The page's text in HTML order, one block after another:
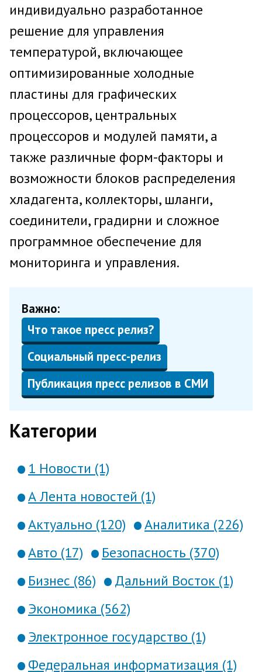
индивидуально разработанное
решение для управления
температурой, включающее
оптимизированные холодные
пластины для графических
процессоров, центральных
процессоров и модулей памяти, а
также различные форм-факторы и
возможности блоков распределения
хладагента, коллекторы, шланги,
соединители, градирни и сложное
программное обеспечение для
мониторинга и управления.
Важно:
Что такое пресс релиз?
Социальный пресс-релиз
Публикация пресс релизов в СМИ
Категории
1 Новости (1)
А Лента новостей (1)
Актуально (120)
Аналитика (226)
Авто (17)
Безопасность (370)
Бизнес (86)
Дальний Восток (1)
Экономика (562)
Электронное государство (1)
Федеральная информатизация (1)